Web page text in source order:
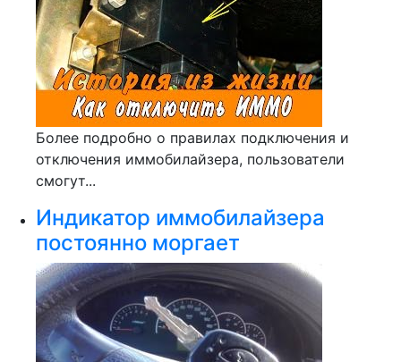
Более подробно о правилах подключения и
отключения иммобилайзера, пользователи
смогут...
Индикатор иммобилайзера
постоянно моргает